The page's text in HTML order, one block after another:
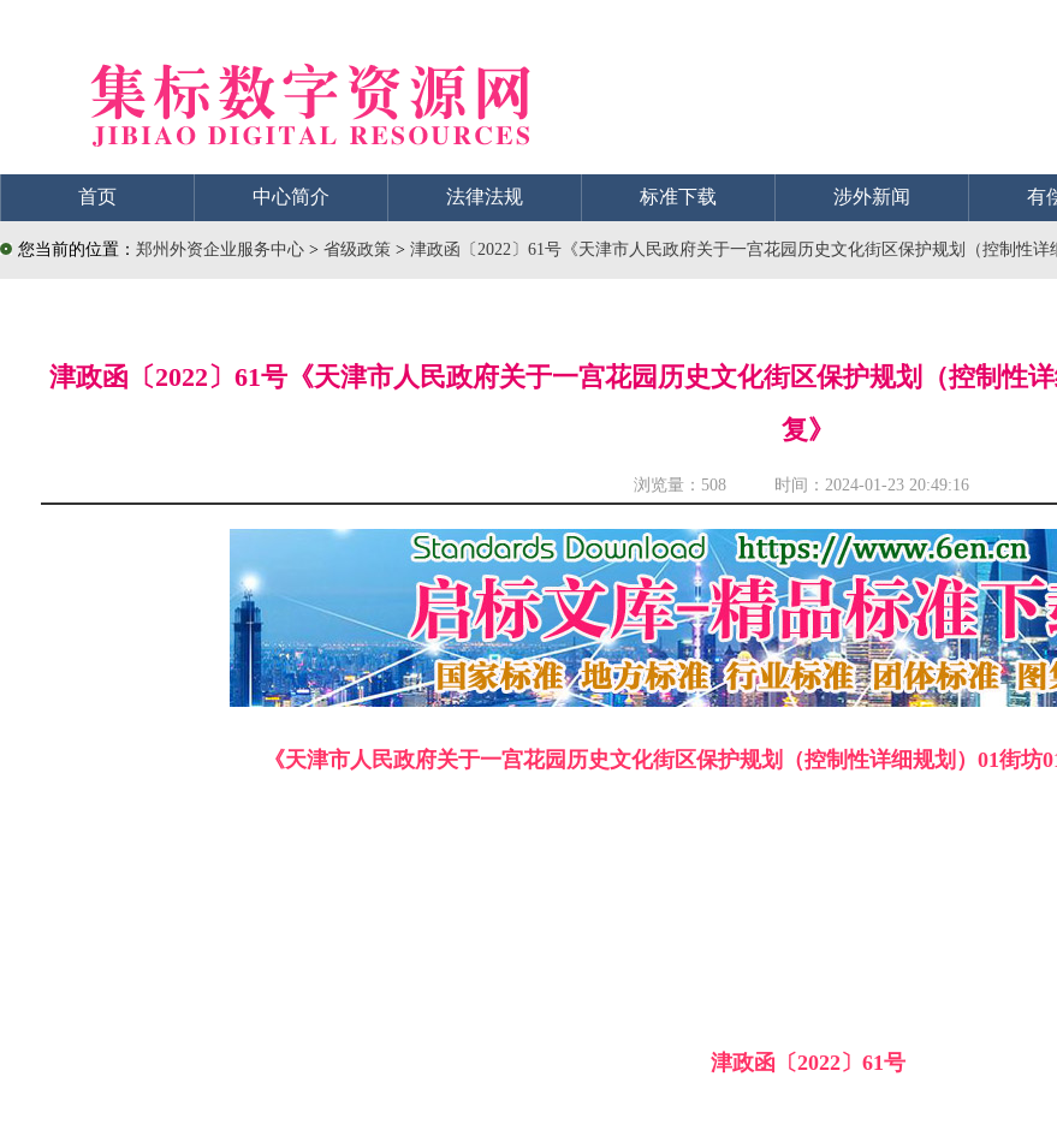
首页 中心简介 法律法规 标准下载 涉外新闻 有
您当前的位置： 郑州外资企业服务中心 > 省级政策 > 津政函〔2022〕61号《天津市人民政府关于一宫花园历史文化街区保护规划（控制性详
津政函〔2022〕61号《天津市人民政府关于一宫花园历史文化街区保护规划（控制性
复》
浏览量： 508 时间：2024-01-23 20:49:16
《天津市人民政府关于一宫花园历史文化街区保护规划（控制性详细规划）01街坊
津政函〔2022〕61号